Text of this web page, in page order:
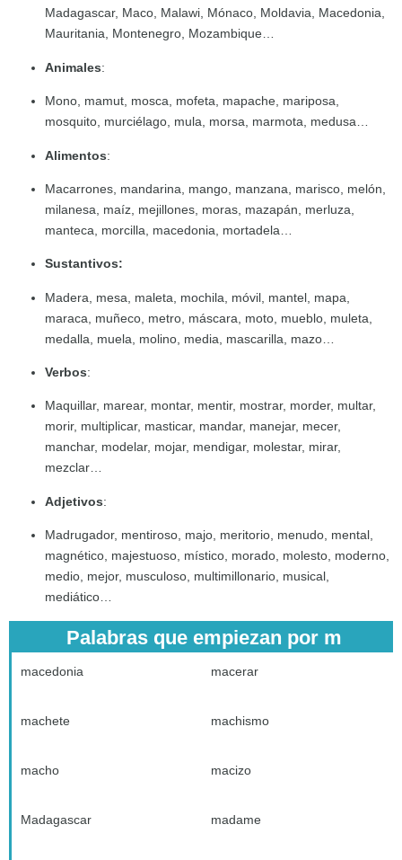
Madagascar, Maco, Malawi, Mónaco, Moldavia, Macedonia,
Mauritania, Montenegro, Mozambique…
Animales:
Mono, mamut, mosca, mofeta, mapache, mariposa,
mosquito, murciélago, mula, morsa, marmota, medusa…
Alimentos:
Macarrones, mandarina, mango, manzana, marisco, melón,
milanesa, maíz, mejillones, moras, mazapán, merluza,
manteca, morcilla, macedonia, mortadela…
Sustantivos:
Madera, mesa, maleta, mochila, móvil, mantel, mapa,
maraca, muñeco, metro, máscara, moto, mueblo, muleta,
medalla, muela, molino, media, mascarilla, mazo…
Verbos:
Maquillar, marear, montar, mentir, mostrar, morder, multar,
morir, multiplicar, masticar, mandar, manejar, mecer,
manchar, modelar, mojar, mendigar, molestar, mirar,
mezclar…
Adjetivos:
Madrugador, mentiroso, majo, meritorio, menudo, mental,
magnético, majestuoso, místico, morado, molesto, moderno,
medio, mejor, musculoso, multimillonario, musical,
mediático…
Palabras que empiezan por m
macedonia macerar
machete machismo
macho macizo
Madagascar madame